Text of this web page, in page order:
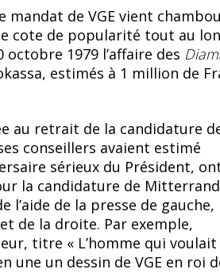
mandat de VGE vient
cote de popularité tout au
octobre 1979 l’affaire des
estimés à 1 million de
au retrait de la candidature
conseillers avaient estimé
sérieux du Président,
la candidature de
l’aide de la presse de gauche,
de la droite. Par exemple,
titre « L’homme qui voulait
une un dessin de VGE en roi